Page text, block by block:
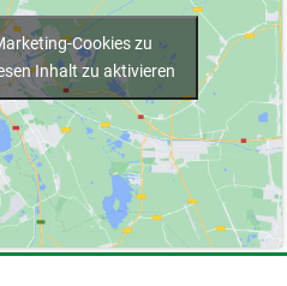
Cookies zu
Inhalt zu aktivieren